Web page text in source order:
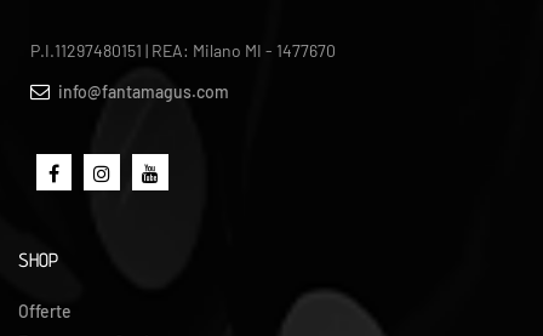
P.I.11297480151 | REA: Milano MI - 1477670
info@fantamagus.com
SHOP
Offerte